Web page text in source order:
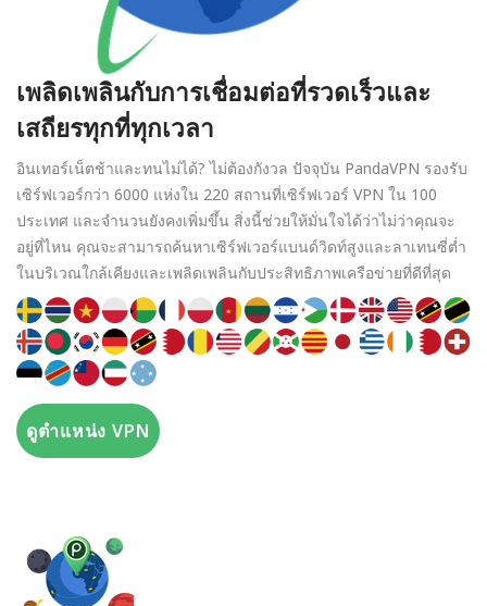
เพลิดเพลินกับการเชื่อมต่อที่รวดเร็วและ
เสถียรทุกที่ทุกเวลา
อินเทอร์เน็ตช้าและทนไม่ได้? ไม่ต้องกังวล ปัจจุบัน PandaVPN รองรับ
เซิร์ฟเวอร์กว่า 6000 แห่งใน 220 สถานที่เซิร์ฟเวอร์ VPN ใน 100
ประเทศ และจำนวนยังคงเพิ่มขึ้น สิ่งนี้ช่วยให้มั่นใจได้ว่าไม่ว่าคุณจะ
อยู่ที่ไหน คุณจะสามารถค้นหาเซิร์ฟเวอร์แบนด์วิดท์สูงและลาเทนซี่ต่ำ
ในบริเวณใกล้เคียงและเพลิดเพลินกับประสิทธิภาพเครือข่ายที่ดีที่สุด
ดูตำแหน่ง VPN